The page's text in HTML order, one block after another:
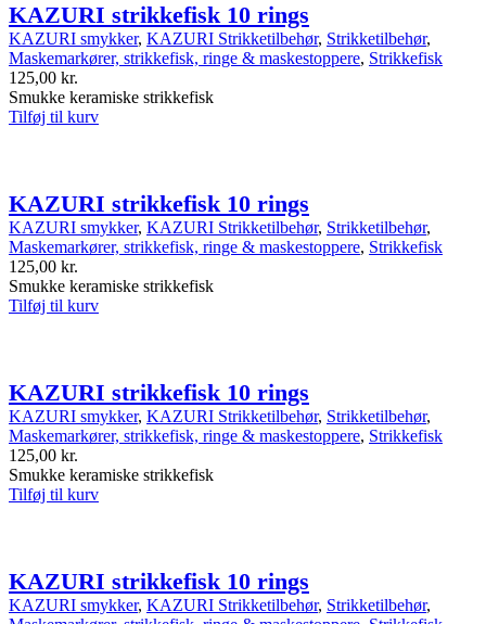
KAZURI strikkefisk 10 rings
KAZURI smykker, KAZURI Strikketilbehør, Strikketilbehør,
Maskemarkører, strikkefisk, ringe & maskestoppere, Strikkefisk
125,00 kr.
Smukke keramiske strikkefisk
Tilføj til kurv
KAZURI strikkefisk 10 rings
KAZURI smykker, KAZURI Strikketilbehør, Strikketilbehør,
Maskemarkører, strikkefisk, ringe & maskestoppere, Strikkefisk
125,00 kr.
Smukke keramiske strikkefisk
Tilføj til kurv
KAZURI strikkefisk 10 rings
KAZURI smykker, KAZURI Strikketilbehør, Strikketilbehør,
Maskemarkører, strikkefisk, ringe & maskestoppere, Strikkefisk
125,00 kr.
Smukke keramiske strikkefisk
Tilføj til kurv
KAZURI strikkefisk 10 rings
KAZURI smykker, KAZURI Strikketilbehør, Strikketilbehør,